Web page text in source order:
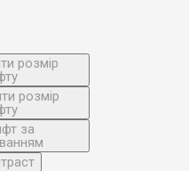
розмір
розмір
за